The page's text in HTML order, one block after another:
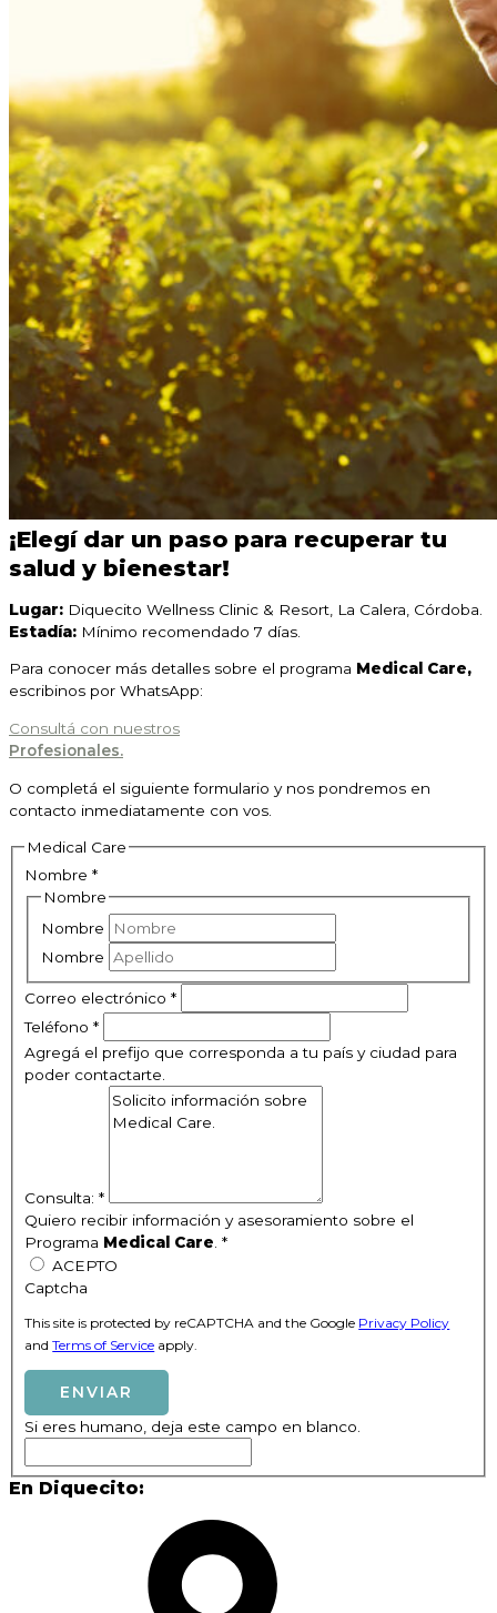
¡Elegí dar un paso para recuperar tu
salud y bienestar!
Lugar: Diquecito Wellness Clinic & Resort, La Calera, Córdoba.
Estadía: Mínimo recomendado 7 días.
Para conocer más detalles sobre el programa Medical Care,
escribinos por WhatsApp:
Consultá con nuestros
Profesionales.
O completá el siguiente formulario y nos pondremos en
contacto inmediatamente con vos.
Medical Care
Nombre*
Nombre
Nombre
Nombre
Correo electrónico*
Teléfono*
Agregá el prefijo que corresponda a tu país y ciudad para
poder contactarte.
Consulta:*
Quiero recibir información y asesoramiento sobre el
Programa Medical Care .*
ACEPTO
Captcha
This site is protected by reCAPTCHA and the Google Privacy Policy
andTerms of Service apply.
ENVIAR
Si eres humano, deja este campo en blanco.
En Diquecito: